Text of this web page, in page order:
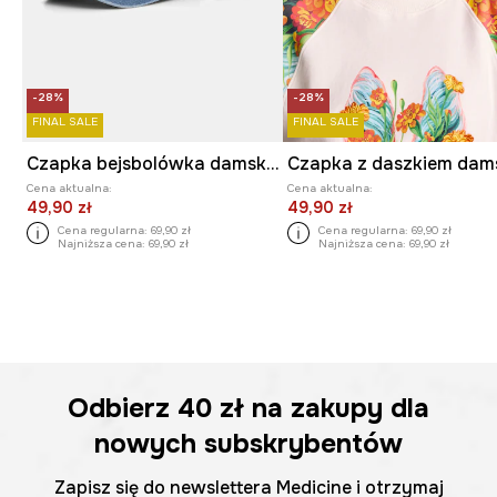
-28%
FINAL SALE
Czapka bejsbolówka damska bawełniana
Cena aktualna:
49,90 zł
Cena regularna: 69,90 zł
Najniższa cena: 69,90 zł
-28%
FINAL SALE
Cena aktualna:
49,90 zł
Cena regularna: 69,90 zł
Najniższa cena: 69,90 zł
Odbierz 40 zł na zakupy dla
nowych subskrybentów
Zapisz się do newslettera Medicine i otrzymaj